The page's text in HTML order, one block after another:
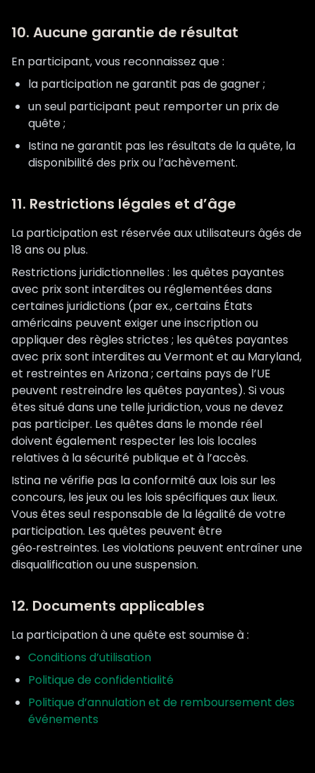
10. Aucune garantie de résultat
En participant, vous reconnaissez que :
la participation ne garantit pas de gagner ;
un seul participant peut remporter un prix de
quête ;
Istina ne garantit pas les résultats de la quête, la
disponibilité des prix ou l’achèvement.
11. Restrictions légales et d’âge
La participation est réservée aux utilisateurs âgés de
18 ans ou plus.
Restrictions juridictionnelles : les quêtes payantes
avec prix sont interdites ou réglementées dans
certaines juridictions (par ex., certains États
américains peuvent exiger une inscription ou
appliquer des règles strictes ; les quêtes payantes
avec prix sont interdites au Vermont et au Maryland,
et restreintes en Arizona ; certains pays de l’UE
peuvent restreindre les quêtes payantes). Si vous
êtes situé dans une telle juridiction, vous ne devez
pas participer. Les quêtes dans le monde réel
doivent également respecter les lois locales
relatives à la sécurité publique et à l’accès.
Istina ne vérifie pas la conformité aux lois sur les
concours, les jeux ou les lois spécifiques aux lieux.
Vous êtes seul responsable de la légalité de votre
participation. Les quêtes peuvent être
géo‑restreintes. Les violations peuvent entraîner une
disqualification ou une suspension.
12. Documents applicables
La participation à une quête est soumise à :
Conditions d’utilisation
Politique de confidentialité
Politique d’annulation et de remboursement des
événements